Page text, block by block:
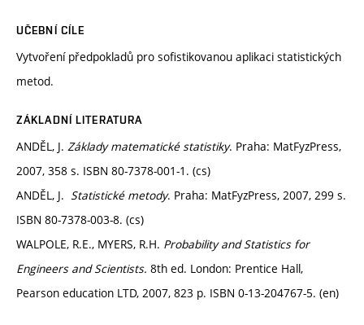
UČEBNÍ CÍLE
Vytvoření předpokladů pro sofistikovanou aplikaci statistických
metod.
ZÁKLADNÍ LITERATURA
ANDĚL, J. Základy matematické statistiky. Praha: MatFyzPress,
2007, 358 s. ISBN 80-7378-001-1. (cs)
ANDĚL, J. Statistické metody. Praha: MatFyzPress, 2007, 299 s.
ISBN 80-7378-003-8. (cs)
WALPOLE, R.E., MYERS, R.H. Probability and Statistics for
Engineers and Scientists. 8th ed. London: Prentice Hall,
Pearson education LTD, 2007, 823 p. ISBN 0-13-204767-5. (en)